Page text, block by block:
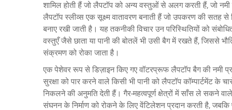
शामिल होती हैं जो लैपटॉप को अन्य वस्तुओं से अलग करती हैं, जो नमी
लैपटॉप स्लीव्स एक सूक्ष्म वातावरण बनाती हैं जो उपकरण की सतह से
बनाए रखी जाती है। यह तकनीकी विचार उन परिस्थितियों को
वस्तुएँ जैसे छाता या पानी की बोतलें भी उसी बैग में रखते हैं,
संक्रमण को रोका जाता है।
एक पेशेवर रूप से डिज़ाइन किए गए वॉटरप्रूफ लैपटॉप बैग की नमी
सुरक्षा को पार करने वाले किसी भी पानी को लैपटॉप कॉम्पार्टमेंट के
निकलने की अनुमति देती हैं। गैर-महत्वपूर्ण क्षेत्रों में साँस ले सकने
संघनन के निर्माण को रोकने के लिए वेंटिलेशन प्रदान करती है, जबकि